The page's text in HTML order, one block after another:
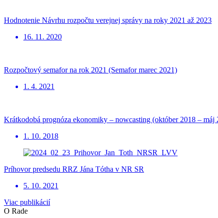
Hodnotenie Návrhu rozpočtu verejnej správy na roky 2021 až 2023
16. 11. 2020
Rozpočtový semafor na rok 2021 (Semafor marec 2021)
1. 4. 2021
Krátkodobá prognóza ekonomiky – nowcasting (október 2018 – máj
1. 10. 2018
Príhovor predsedu RRZ Jána Tótha v NR SR
5. 10. 2021
Viac publikácií
O Rade